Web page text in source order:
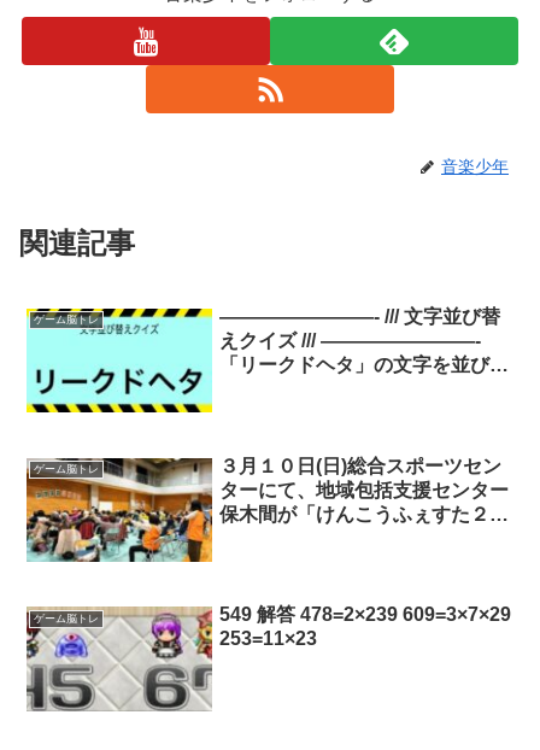
音楽少年
関連記事
ゲーム脳トレ
————————- /// 文字並び替
えクイズ /// ————————-
「リークドヘタ」の文字を並び替
つけて治療します。
ゲーム脳トレ
３月１０日(日)総合スポーツセン
ターにて、地域包括支援センター
保木間が「けんこうふぇすた２０
げ、アロマのしおり作り、脳トレ
などのブースがあり、子どもから
ゲーム脳トレ
549 解答 478=2×239 609=3×7×29
253=11×23